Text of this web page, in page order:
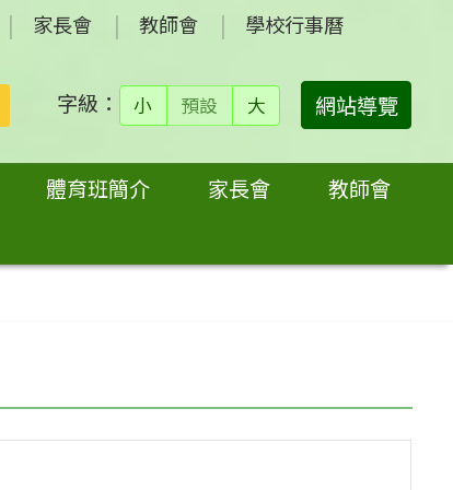
家長會 教師會 學校行事曆
搜
尋：
字級： 小 預設 大 網站導覽
體育班簡介 家長會
教師會